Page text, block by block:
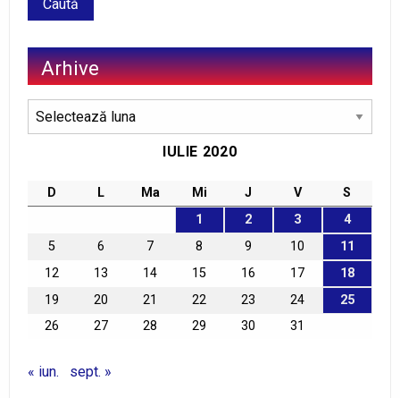
Arhive
Arhive
IULIE 2020
D L Ma Mi J V
S
1
2 3
4
5
6 7 8 9 10
11
12
13 14 15 16 17
18
19
20 21 22 23 24
25
26
27 28 29 30 31
« iun. sept. »